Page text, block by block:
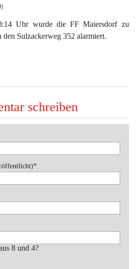
(bis 2022)
Uhr wurde die FF Maiersdorf zu
den Sulzackerweg 352 alarmiert.
schreiben
*
8 und 4?